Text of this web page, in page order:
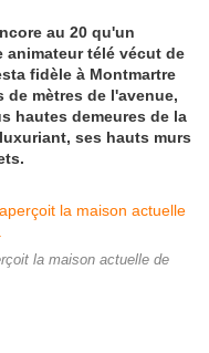
au 20 qu'un
animateur télé vécut de
fidèle à Montmartre
de mètres de l'avenue,
hautes demeures de la
ses hauts murs
la maison actuelle de